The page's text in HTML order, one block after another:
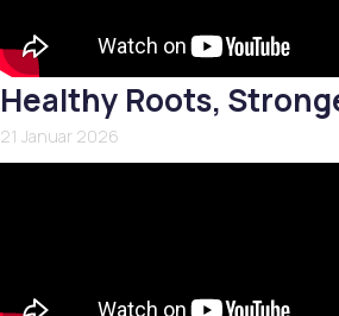
Healthy Roots,
21 Januar 2026